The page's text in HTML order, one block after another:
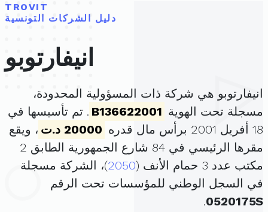
TROVIT
دليل الشركات التونسية
انيفارتوبو
انيفارتوبو هي شركة ذات المسؤولية المحدودة،
مسجلة تحت الهوية B136622001 . تم تأسيسها في
18 أفريل 2001 برأس مال قدره
20000 د.ت
، ويقع
مقرها الرئيسي في 84 شارع الجمهورية الطابق 2
مكتب عدد 3 حمام الأنف (
2050)، الشركة مسجلة
في السجل الوطني للمؤسسات تحت الرقم
0520175S
.